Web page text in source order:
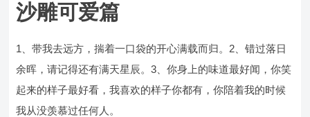
沙雕可爱篇
1、带我去远方，揣着一口袋的开心满载而归。2、错过落日
余晖，请记得还有满天星辰。3、你身上的味道最好闻，你笑
起来的样子最好看，我喜欢的样子你都有，你陪着我的时候
我从没羡慕过任何人。